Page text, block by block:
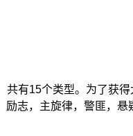
有15个类型。为了获
励志，主旋律，警匪，